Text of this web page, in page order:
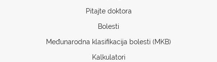
Pitajte doktora
Bolesti
Međunarodna klasifikacija bolesti (MKB)
Kalkulatori